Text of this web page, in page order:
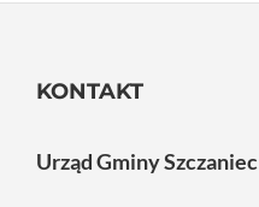
KONTAKT
Urząd Gminy Szczaniec